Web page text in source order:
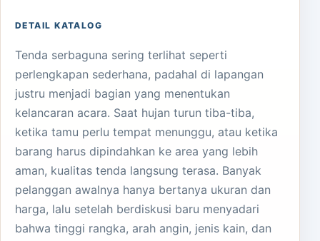
DETAIL KATALOG
Tenda serbaguna sering terlihat seperti
perlengkapan sederhana, padahal di lapangan
justru menjadi bagian yang menentukan
kelancaran acara. Saat hujan turun tiba-tiba,
ketika tamu perlu tempat menunggu, atau ketika
barang harus dipindahkan ke area yang lebih
aman, kualitas tenda langsung terasa. Banyak
pelanggan awalnya hanya bertanya ukuran dan
harga, lalu setelah berdiskusi baru menyadari
bahwa tinggi rangka, arah angin, jenis kain, dan